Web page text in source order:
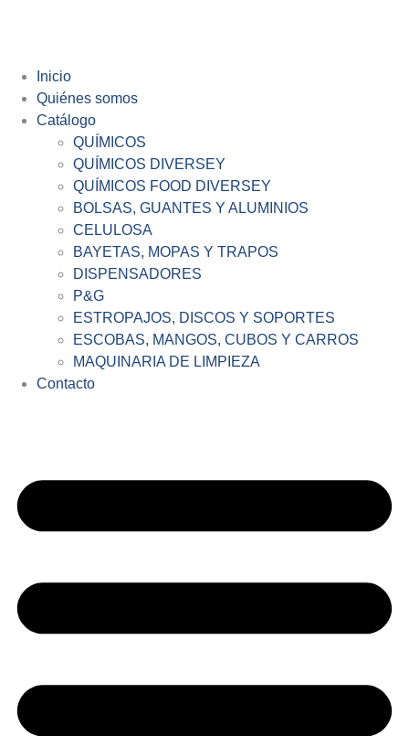
Inicio
Quiénes somos
Catálogo
QUÍMICOS
QUÍMICOS DIVERSEY
QUÍMICOS FOOD DIVERSEY
BOLSAS, GUANTES Y ALUMINIOS
CELULOSA
BAYETAS, MOPAS Y TRAPOS
DISPENSADORES
P&G
ESTROPAJOS, DISCOS Y SOPORTES
ESCOBAS, MANGOS, CUBOS Y CARROS
MAQUINARIA DE LIMPIEZA
Contacto